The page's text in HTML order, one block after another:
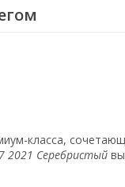
класса,
2021 Серебристый